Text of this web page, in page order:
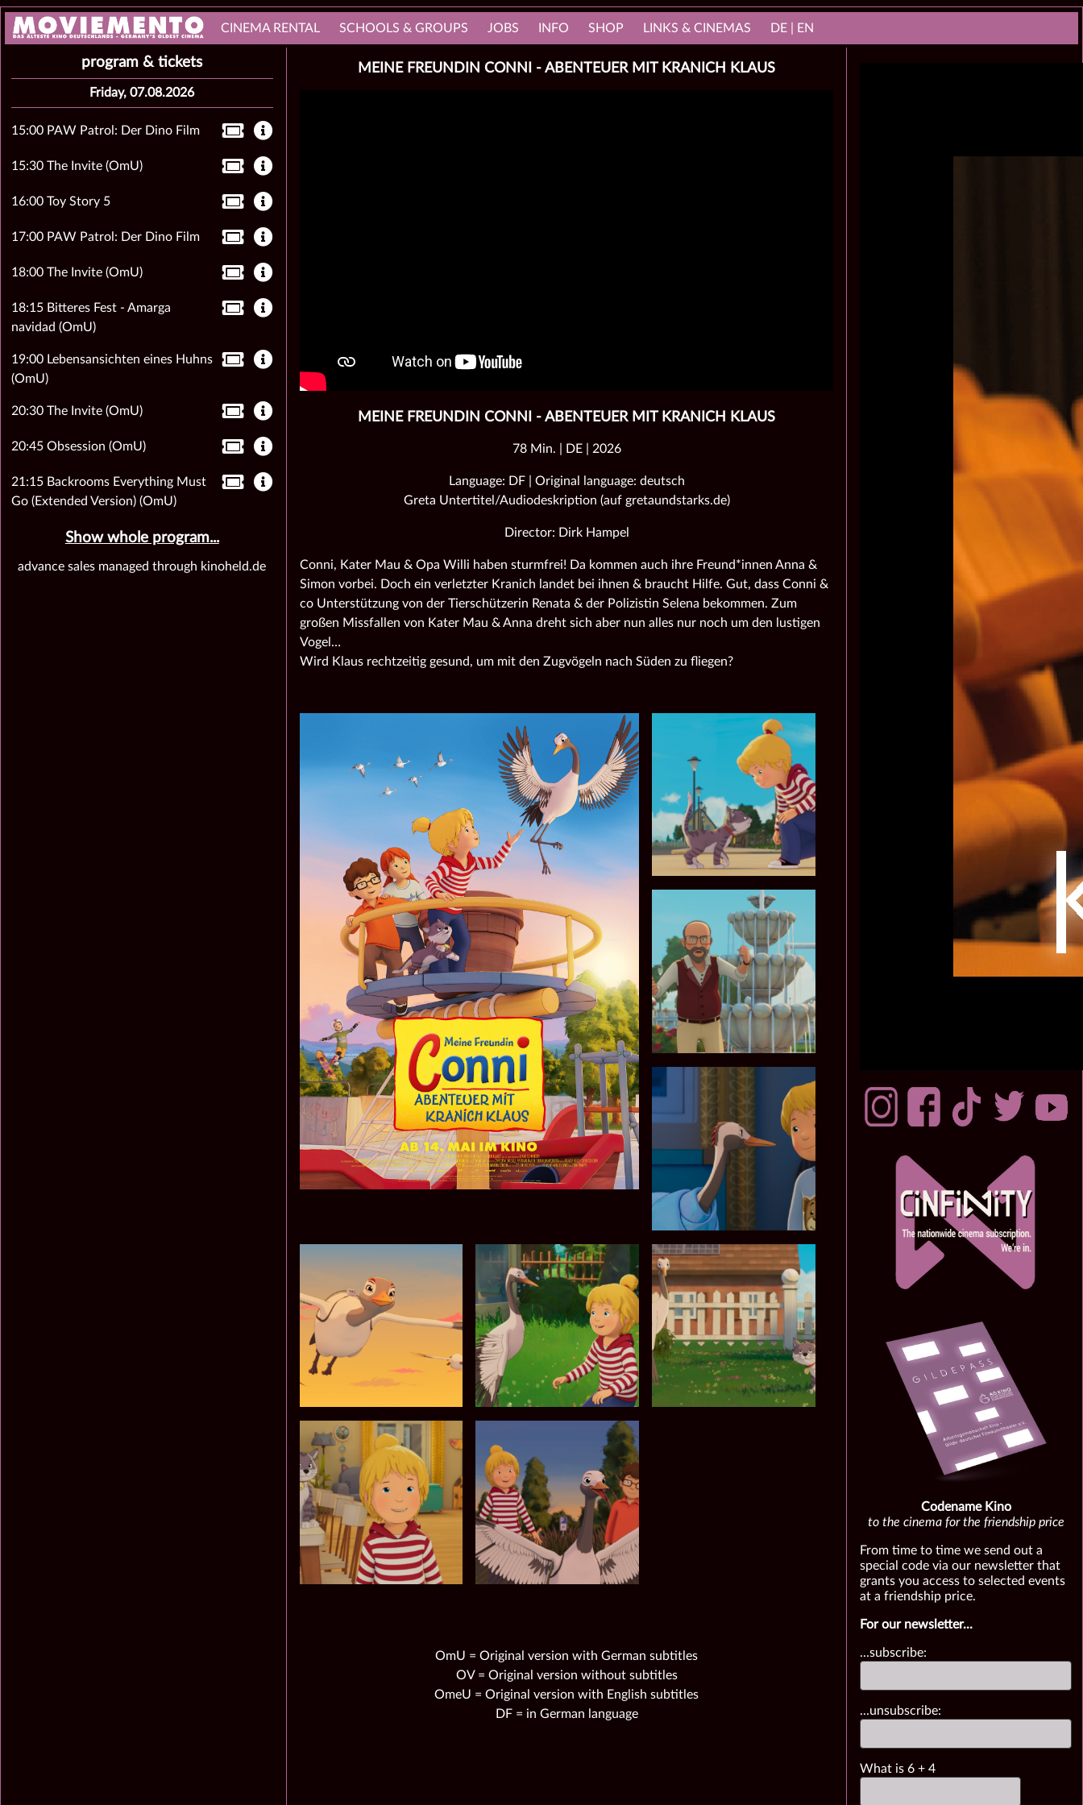
CINEMA RENTAL SCHOOLS & GROUPS JOBS INFO SHOP LINKS & CINEMAS DE | EN
MEINE FREUNDIN CONNI - ABENTEUER MIT KRANICH KLAUS
MEINE FREUNDIN CONNI - ABENTEUER MIT KRANICH KLAUS
78 Min. | DE | 2026
Language: DF | Original language: deutsch
Greta Untertitel/Audiodeskription (auf gretaundstarks.de)
Director: Dirk Hampel
Conni, Kater Mau & Opa Willi haben sturmfrei! Da kommen auch ihre Freund*innen Anna &
Simon vorbei. Doch ein verletzter Kranich landet bei ihnen & braucht Hilfe. Gut, dass Conni &
co Unterstützung von der Tierschützerin Renata & der Polizistin Selena bekommen. Zum
großen Missfallen von Kater Mau & Anna dreht sich aber nun alles nur noch um den lustigen
Vogel…
Wird Klaus rechtzeitig gesund, um mit den Zugvögeln nach Süden zu fliegen?
OmU = Original version with German subtitles
OV = Original version without subtitles
OmeU = Original version with English subtitles
DF = in German language
program & tickets
Friday, 07.08.2026
15:00 PAW Patrol: Der Dino Film
15:30 The Invite (OmU)
16:00 Toy Story 5
17:00 PAW Patrol: Der Dino Film
18:00 The Invite (OmU)
18:15 Bitteres Fest - Amarga
navidad (OmU)
19:00 Lebensansichten eines Huhns
(OmU)
20:30 The Invite (OmU)
20:45 Obsession (OmU)
21:15 Backrooms Everything Must
Go (Extended Version) (OmU)
Show whole program...
advance sales managed through kinoheld.de
Codename Kino
to the cinema for the friendship price
From time to time we send out a
special code via our newsletter that
grants you access to selected events
at a friendship price.
For our newsletter...
...subscribe:
...unsubscribe:
What is6 + 4